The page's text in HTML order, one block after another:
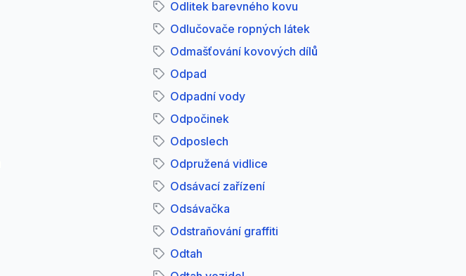
Odlitek barevného kovu
Odlučovače ropných látek
Odmašťování kovových dílů
Odpad
Odpadní vody
Odpočinek
Odposlech
Odpružená vidlice
Odsávací zařízení
Odsávačka
Odstraňování graffiti
Odtah